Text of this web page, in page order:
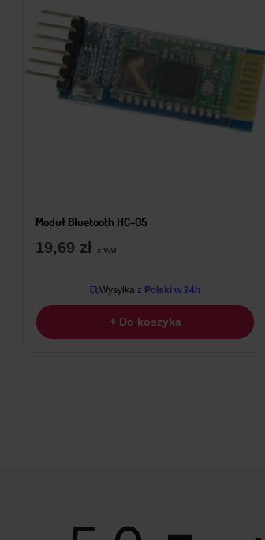
Moduł Bluetooth HC-05
19,69 zł z VAT
Wysyłka z Polski w 24h
+ Do koszyka